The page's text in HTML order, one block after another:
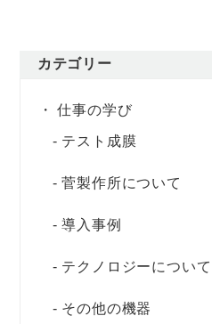
カテゴリー
仕事の学び
テスト成膜
菅製作所について
導入事例
テクノロジーについて
その他の機器